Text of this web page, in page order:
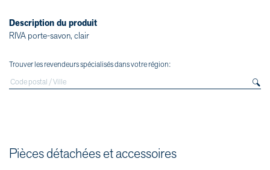
Description du produit
RIVA porte-savon, clair
Trouver les revendeurs spécialisés dans votre région:
Pièces détachées et accessoires